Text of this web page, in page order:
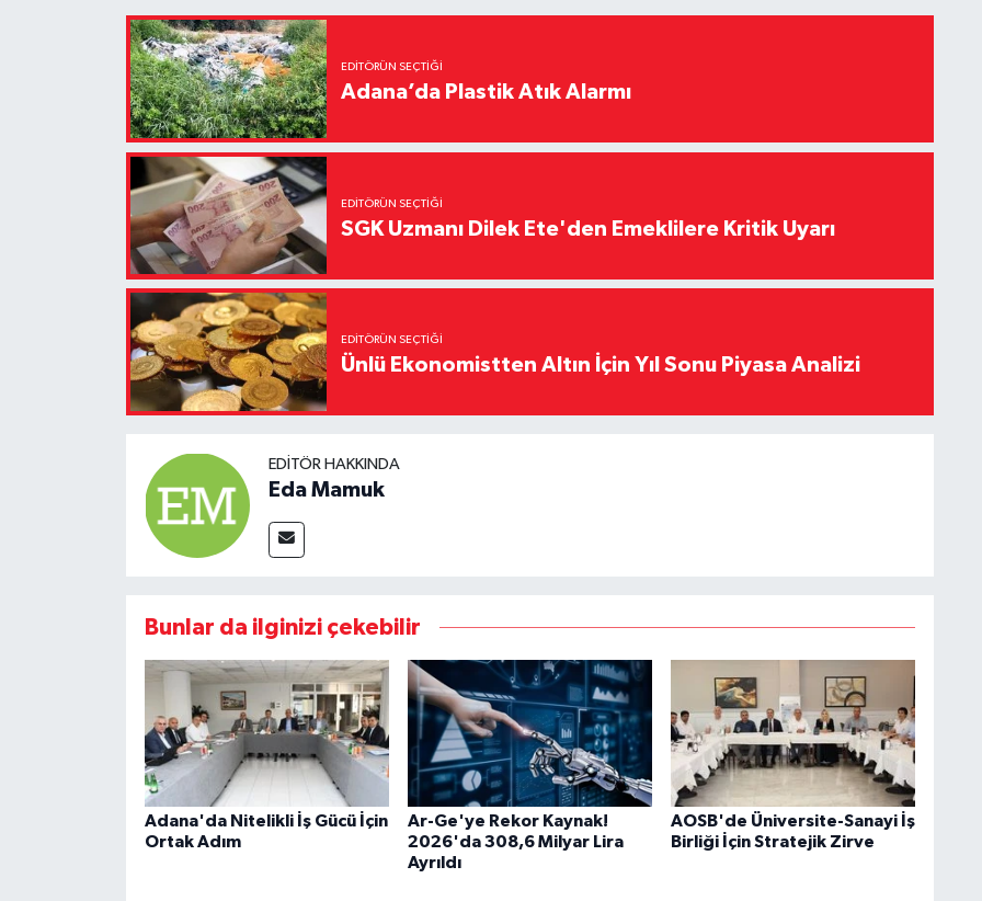
EDITÖRÜN SEÇTIĞI
Adana’da Plastik Atık Alarmı
EDITÖRÜN SEÇTIĞI
SGK Uzmanı Dilek Ete'den Emeklilere Kritik Uyarı
EDITÖRÜN SEÇTIĞI
Ünlü Ekonomistten Altın İçin Yıl Sonu Piyasa Analizi
EDITÖR HAKKINDA
Eda Mamuk
Bunlar da ilginizi çekebilir
Adana'da Nitelikli İş Gücü İçin
Ortak Adım
Ar-Ge'ye Rekor Kaynak!
2026'da 308,6 Milyar Lira
Ayrıldı
AOSB'de Üniversite-Sanayi İş
Birliği İçin Stratejik Zirve